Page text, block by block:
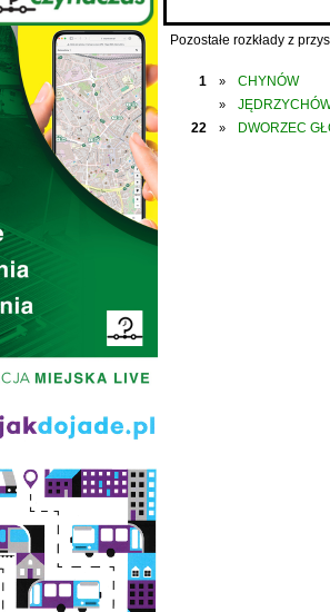
Pozostałe rozkłady z
1 » CHYNÓW
»
22
» DWORZEC